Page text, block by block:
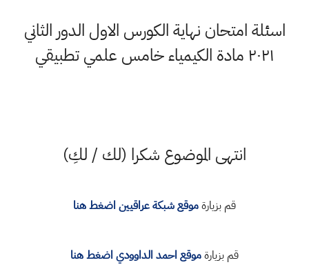
اسئلة امتحان نهاية الكورس الاول الدور الثاني
٢٠٢١ مادة الكيمياء خامس علمي تطبيقي
انتهى الموضوع شكرا (لك / لكِ)
قم بزيارةموقع شبكة عراقيين اضغط هنا
قم بزيارةموقع احمد الداوودي اضغط هنا